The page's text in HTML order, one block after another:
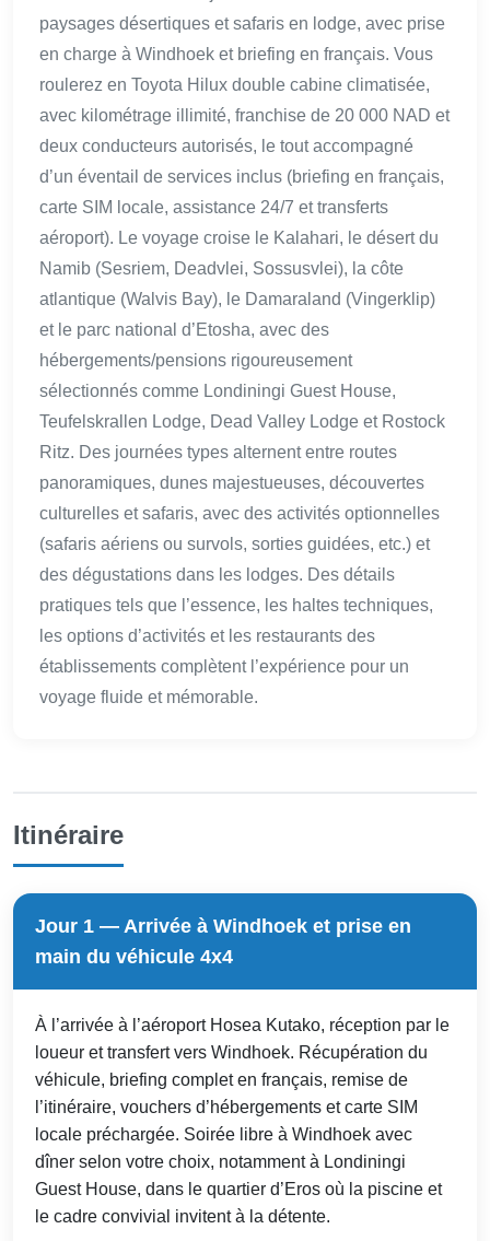
paysages désertiques et safaris en lodge, avec prise
en charge à Windhoek et briefing en français. Vous
roulerez en Toyota Hilux double cabine climatisée,
avec kilométrage illimité, franchise de 20 000 NAD et
deux conducteurs autorisés, le tout accompagné
d’un éventail de services inclus (briefing en français,
carte SIM locale, assistance 24/7 et transferts
aéroport). Le voyage croise le Kalahari, le désert du
Namib (Sesriem, Deadvlei, Sossusvlei), la côte
atlantique (Walvis Bay), le Damaraland (Vingerklip)
et le parc national d’Etosha, avec des
hébergements/pensions rigoureusement
sélectionnés comme Londiningi Guest House,
Teufelskrallen Lodge, Dead Valley Lodge et Rostock
Ritz. Des journées types alternent entre routes
panoramiques, dunes majestueuses, découvertes
culturelles et safaris, avec des activités optionnelles
(safaris aériens ou survols, sorties guidées, etc.) et
des dégustations dans les lodges. Des détails
pratiques tels que l’essence, les haltes techniques,
les options d’activités et les restaurants des
établissements complètent l’expérience pour un
voyage fluide et mémorable.
Itinéraire
Jour 1 — Arrivée à Windhoek et prise en
main du véhicule 4x4
À l’arrivée à l’aéroport Hosea Kutako, réception par le
loueur et transfert vers Windhoek. Récupération du
véhicule, briefing complet en français, remise de
l’itinéraire, vouchers d’hébergements et carte SIM
locale préchargée. Soirée libre à Windhoek avec
dîner selon votre choix, notamment à Londiningi
Guest House, dans le quartier d’Eros où la piscine et
le cadre convivial invitent à la détente.